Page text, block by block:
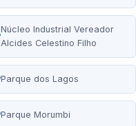
Núcleo Industrial Vereador
Alcides Celestino Filho
Parque dos Lagos
Parque Morumbi